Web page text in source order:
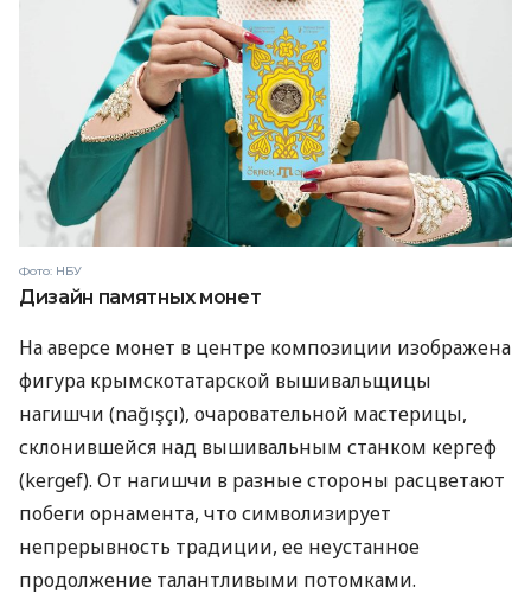
Фото: НБУ
Дизайн памятных монет
На аверсе монет в центре композиции изображена
фигура крымскотатарской вышивальщицы
нагишчи (nağışçı), очаровательной мастерицы,
склонившейся над вышивальным станком кергеф
(kergef). От нагишчи в разные стороны расцветают
побеги орнамента, что символизирует
непрерывность традиции, ее неустанное
продолжение талантливыми потомками.